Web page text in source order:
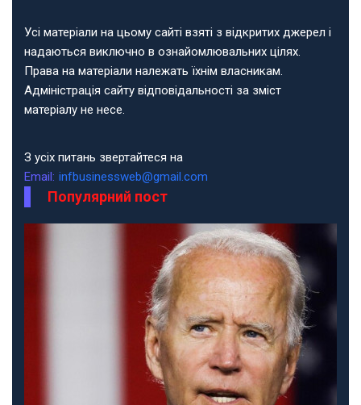
Усі матеріали на цьому сайті взяті з відкритих джерел і
надаються виключно в ознайомлювальних цілях.
Права на матеріали належать їхнім власникам.
Адміністрація сайту відповідальності за зміст
матеріалу не несе.
З усіх питань звертайтеся на
Email: infbusinessweb@gmail.com
Популярний пост